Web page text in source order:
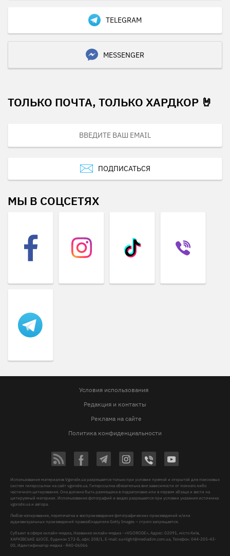
TELEGRAM
MESSENGER
ТОЛЬКО ПОЧТА, ТОЛЬКО ХАРДКОР 🤘
ПОДПИСАТЬСЯ
МЫ В СОЦСЕТЯХ
Условия использования
Редакция и контакты
Реклама на сайте
Политика конфиденциальности
Использование материалов Vgorode.ua разрешается только при условии прямой и открытой для поисковых
систем гиперссылки на сайт vgorode.ua. Гиперссылка обязательна вне зависимости от полного либо
частичного цитирования. Она должна быть размещена в подзаголовке или в первом абзаце и вести на
цитируемый материал. Использование фотографий и видео разрешается при условии указания источника
vgorode.ua и автора.
Любое копирование, перепечатка и воспроизведение фотографических произведений и/или
аудиовизуальных произведений правообладателя Getty Images – строго запрещается.
Субъект в сфере онлайн-медиа, Название онлайн-медиа - «VGORODE», Адрес: 02091, місто Київ,
ХАРКІВСЬКЕ ШОСЕ, будинок 172-Б, офіс 208/1, E-mail:sunlight@mediadim.com.ua, Телефон: 044-205-43-
00, Идентификатор медиа - R40-06066